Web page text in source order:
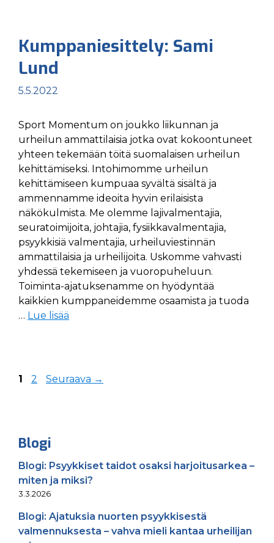
Kumppaniesittely: Sami
Lund
5.5.2022
Sport Momentum on joukko liikunnan ja
urheilun ammattilaisia jotka ovat kokoontuneet
yhteen tekemään töitä suomalaisen urheilun
kehittämiseksi. Intohimomme urheilun
kehittämiseen kumpuaa syvältä sisältä ja
ammennamme ideoita hyvin erilaisista
näkökulmista. Me olemme lajivalmentajia,
seuratoimijoita, johtajia, fysiikkavalmentajia,
psyykkisiä valmentajia, urheiluviestinnän
ammattilaisia ja urheilijoita. Uskomme vahvasti
yhdessä tekemiseen ja vuoropuheluun.
Toiminta-ajatuksenamme on hyödyntää
kaikkien kumppaneidemme osaamista ja tuoda
… Lue lisää
Sivu
1 Sivu
2 Seuraava →
Blogi
Blogi: Psyykkiset taidot osaksi harjoitusarkea –
miten ja miksi?
3.3.2026
Blogi: Ajatuksia nuorten psyykkisestä
valmennuksesta – vahva mieli kantaa urheilijan